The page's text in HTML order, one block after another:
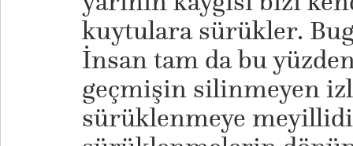
kuytulara sürükler.
İnsan tam da bu
geçmişin silinmeyen
sürüklenmeye